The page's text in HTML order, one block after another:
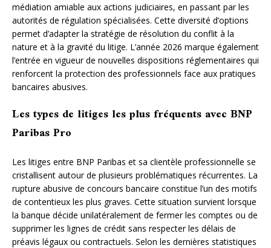
médiation amiable aux actions judiciaires, en passant par les
autorités de régulation spécialisées. Cette diversité d’options
permet d’adapter la stratégie de résolution du conflit à la
nature et à la gravité du litige. L’année 2026 marque également
l’entrée en vigueur de nouvelles dispositions réglementaires qui
renforcent la protection des professionnels face aux pratiques
bancaires abusives.
Les types de litiges les plus fréquents avec BNP
Paribas Pro
Les litiges entre BNP Paribas et sa clientèle professionnelle se
cristallisent autour de plusieurs problématiques récurrentes. La
rupture abusive de concours bancaire constitue l’un des motifs
de contentieux les plus graves. Cette situation survient lorsque
la banque décide unilatéralement de fermer les comptes ou de
supprimer les lignes de crédit sans respecter les délais de
préavis légaux ou contractuels. Selon les dernières statistiques